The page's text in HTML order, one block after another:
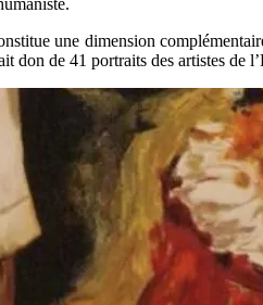
une dimension
don de 41 portraits des artistes de